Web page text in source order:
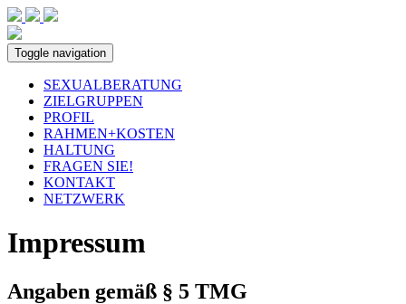
Toggle navigation
SEXUALBERATUNG
ZIELGRUPPEN
PROFIL
RAHMEN+KOSTEN
HALTUNG
FRAGEN SIE!
KONTAKT
NETZWERK
Impressum
Angaben gemäß § 5 TMG